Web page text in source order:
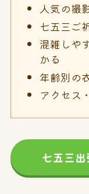
人気の撮
七五三ご
混雑しや
かる
年齢別の
アクセス
七五三